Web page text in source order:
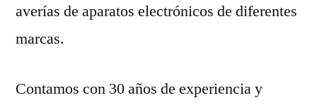
averías de aparatos electrónicos de diferentes
marcas.
Contamos con 30 años de experiencia y